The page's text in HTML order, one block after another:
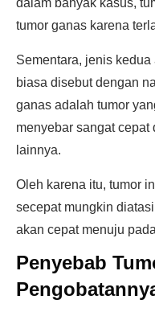
dalam banyak kasus,
tumor ganas karena
Sementara, jenis
biasa disebut dengan
ganas adalah tumor
menyebar sangat cepat
lainnya.
Oleh karena itu, tumor
secepat mungkin
akan cepat menuju
Penyebab